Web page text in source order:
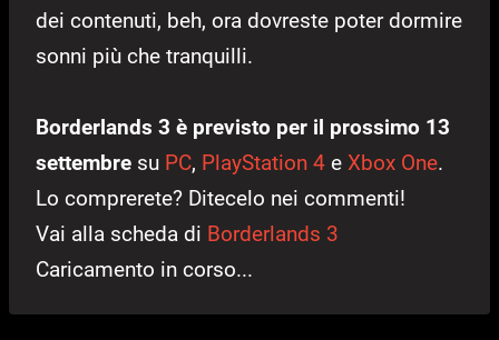
dei contenuti, beh, ora dovreste poter dormire
sonni più che tranquilli.
Borderlands 3 è previsto per il prossimo 13
settembre su PC, PlayStation 4 e Xbox One.
Lo comprerete? Ditecelo nei commenti!
Vai alla scheda di Borderlands 3
Caricamento in corso...